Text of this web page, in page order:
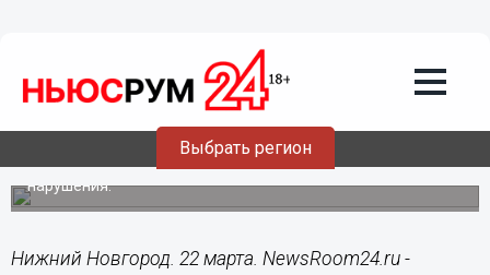
Выбрать регион
Ситуационный центр Общественной
палаты Нижегородской области
подвел итоги работы общественных
наблюдателей
В день выборов Ситуационный центр зафиксировал 43
нарушения.
Нижний Новгород. 22 марта. NewsRoom24.ru -